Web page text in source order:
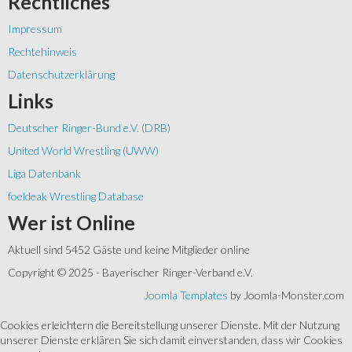
Impressum
Rechtehinweis
Datenschutzerklärung
Links
Deutscher Ringer-Bund e.V. (DRB)
United World Wrestling (UWW)
Liga Datenbank
foeldeak Wrestling Database
Wer ist Online
Aktuell sind 5452 Gäste und keine Mitglieder online
Copyright © 2025 - Bayerischer Ringer-Verband e.V.
Joomla Templates by Joomla-Monster.com
Cookies erleichtern die Bereitstellung unserer Dienste. Mit der Nutzung
unserer Dienste erklären Sie sich damit einverstanden, dass wir Cookies